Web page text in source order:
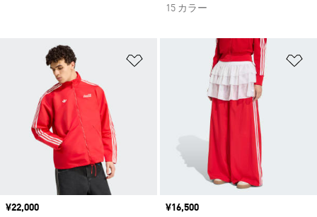
15 カラー
ほしいものリストに追加
価格
¥22,000
価格
¥16,500